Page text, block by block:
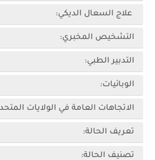
علاج السعال الديكي:
التشخيص المخبري:
التدبير الطبي:
الوبائيات:
الاتجاهات العامة في الولايات
تعريف الحالة:
تصنيف الحالة: